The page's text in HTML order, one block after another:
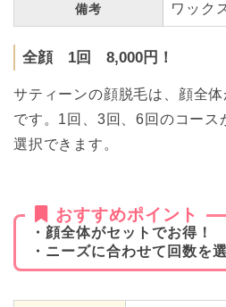
備考 ワック
全顔 1回 8,000円！
サティーンの顔脱毛は、顔全
です。1回、3回、6回のコース
選択できます。
おすすめポイント
・顔全体がセットでお得！
・ニーズに合わせて回数を